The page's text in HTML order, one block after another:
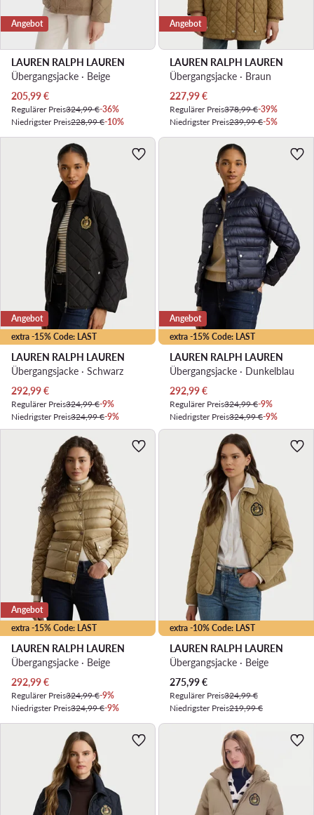
Angebot
LAUREN RALPH LAUREN
Übergangsjacke · Beige
Aktueller Preis
205,99€
Regulärer Preis324,99 €-36%
Niedrigster Preis228,99 €-10%
Angebot
LAUREN RALPH LAUREN
Übergangsjacke · Braun
Aktueller Preis
227,99€
Regulärer Preis378,99 €-39%
Niedrigster Preis239,99 €-5%
extra -15% Code: LAST
Angebot
LAUREN RALPH LAUREN
Übergangsjacke · Schwarz
Aktueller Preis
292,99€
Regulärer Preis324,99 €-9%
Niedrigster Preis324,99 €-9%
extra -15% Code: LAST
Angebot
LAUREN RALPH LAUREN
Übergangsjacke · Dunkelblau
Aktueller Preis
292,99€
Regulärer Preis324,99 €-9%
Niedrigster Preis324,99 €-9%
extra -15% Code: LAST
Angebot
LAUREN RALPH LAUREN
Übergangsjacke · Beige
Aktueller Preis
292,99€
Regulärer Preis324,99 €-9%
Niedrigster Preis324,99 €-9%
extra -10% Code: LAST
LAUREN RALPH LAUREN
Übergangsjacke · Beige
Aktueller Preis
275,99€
Regulärer Preis324,99 €
Niedrigster Preis219,99 €